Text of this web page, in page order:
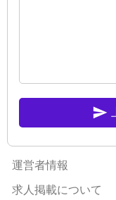
send
運営者情報
求人掲載について